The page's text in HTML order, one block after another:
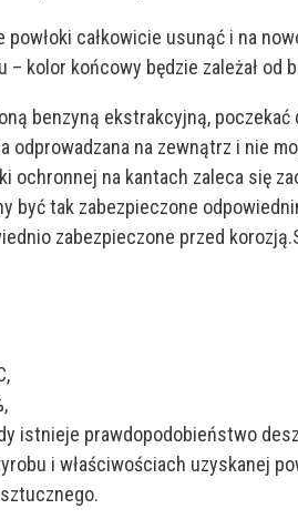
całkowicie usunąć i na
kolor końcowy będzie zależał
benzyną ekstrakcyjną,
na zewnątrz i nie
ochronnej na kantach zaleca się
być tak zabezpieczone
zabezpieczone przed
istnieje prawdopodobieństwo
i właściwościach uzyskanej